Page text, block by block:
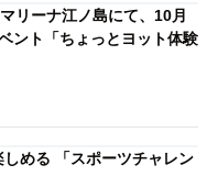
リーナ江ノ島にて、10月
ント「ちょっとヨット体験
める 「スポーツチャレン